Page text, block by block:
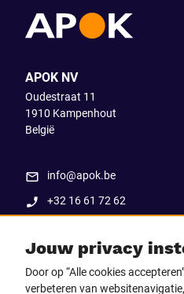
Jouw privacy
Door op “Alle cookies
verbeteren van
APOK NV
Oudestraat 11
1910 Kampenhout
België
info@apok.be
+32 16 61 72 62